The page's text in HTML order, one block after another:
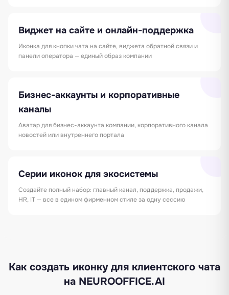
Виджет на сайте и онлайн-поддержка
Иконка для кнопки чата на сайте, виджета обратной связи и
панели оператора — единый образ компании
Бизнес-аккаунты и корпоративные
каналы
Аватар для бизнес-аккаунта компании, корпоративного канала
новостей или внутреннего портала
Серии иконок для экосистемы
Создайте полный набор: главный канал, поддержка, продажи,
HR, IT — все в едином фирменном стиле за одну сессию
Как создать иконку для клиентского чата
на NEUROOFFICE.AI